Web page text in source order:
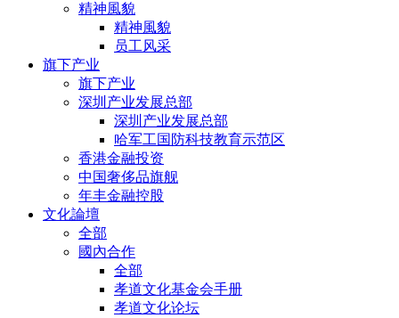
精神風貌
精神風貌
员工风采
旗下产业
旗下产业
深圳产业发展总部
深圳产业发展总部
哈军工国防科技教育示范区
香港金融投资
中国奢侈品旗舰
年丰金融控股
文化論壇
全部
國內合作
全部
孝道文化基金会手册
孝道文化论坛